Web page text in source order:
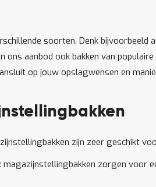
soorten. Denk bijvoorbeeld
ons aanbod ook bakken van
op jouw opslagwensen en
zijn zeer geschikt
magazijnstellingbakken zorgen voor